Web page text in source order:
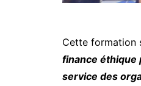
Cette formation
finance éthique
service des